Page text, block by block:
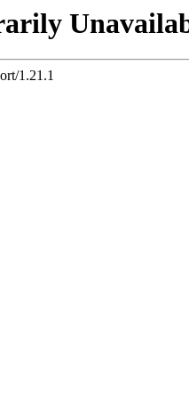
1.21.1